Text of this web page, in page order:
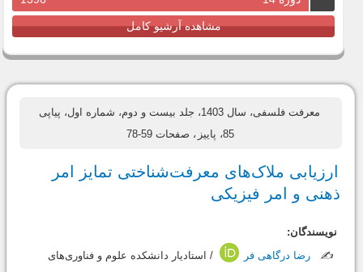
مشاهده آرشیو کامل
معرفت فلسفی، سال 1403، جلد بیست و دوم، شماره اول، پیاپی
85، پاییز
، صفحات 59-78
ارزیابی ملاک‌های معرفت‌شناختی تمایز امر
ذهنی و امر فیزیکی
نویسندگان:
✍️
رضا درگاهی فر / استادیار دانشکده علوم و فناوری‌های